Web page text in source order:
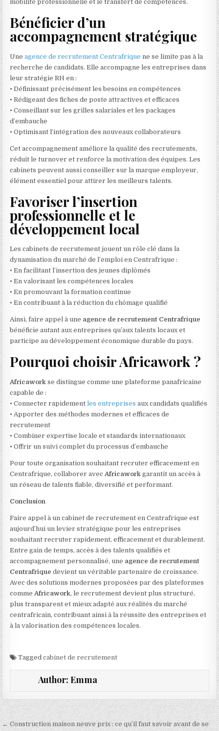
mobilité professionnelle et le transfert de compétences.
Bénéficier d’un
accompagnement stratégique
Uneagence de recrutement Centrafrique ne se limite pas à la
recherche de candidats. Elle accompagne les entreprises dans
leur stratégie RH en :
• Définissant précisément les besoins en compétences
• Rédigeant des fiches de poste attractives et efficaces
• Conseillant sur les grilles salariales et les packages
d’embauche
• Optimisant l’intégration des nouveaux collaborateurs
Cet accompagnement améliore la qualité des recrutements,
réduit le turnover et renforce la motivation des équipes. Les
cabinets peuvent aussi conseiller sur la marque employeur,
élément essentiel pour attirer les meilleurs talents.
Favoriser l’insertion
professionnelle et le
développement local
Les cabinets de recrutement jouent un rôle clé dans la
dynamisation du marché de l’emploi en Centrafrique :
• En facilitant l’insertion des jeunes diplômés
• En valorisant les compétences locales
• En promouvant la formation continue
• En contribuant à la réduction du chômage qualifié
Ainsi, faire appel à une agence de recrutement Centrafrique
bénéficie autant aux entreprises qu’aux talents locaux et
participe au développement économique durable du pays.
Pourquoi choisir Africawork ?
Africawork se distingue comme une plateforme panafricaine
capable de :
• Connecter rapidementles entreprises aux candidats qualifiés
• Apporter des méthodes modernes et efficaces de
recrutement
• Combiner expertise locale et standards internationaux
• Offrir un suivi complet du processus d’embauche
Pour toute organisation souhaitant recruter efficacement en
Centrafrique, collaborer avecAfricawork garantit un accès à
un réseau de talents fiable, diversifié et performant.
Conclusion
Faire appel à un cabinet de recrutement en Centrafrique est
aujourd’hui un levier stratégique pour les entreprises
souhaitant recruter rapidement, efficacement et durablement.
Entre gain de temps, accès à des talents qualifiés et
accompagnement personnalisé, une agence de recrutement
Centrafriquedevient un véritable partenaire de croissance.
Avec des solutions modernes proposées par des plateformes
commeAfricawork, le recrutement devient plus structuré,
plus transparent et mieux adapté aux réalités du marché
centrafricain, contribuant ainsi à la réussite des entreprises et
à la valorisation des compétences locales.
Taggedcabinet de recrutement
Author: Emma
Navigation de l’article
← Construction maison neuve prix : ce qu’il faut savoir avant de se